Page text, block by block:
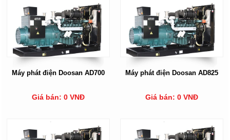
Máy phát điện Doosan AD700
Giá bán: 0 VNĐ
Máy phát điện Doosan AD825
Giá bán: 0 VNĐ